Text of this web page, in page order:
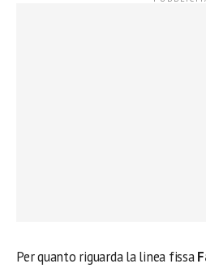
Per quanto riguarda la linea fissa